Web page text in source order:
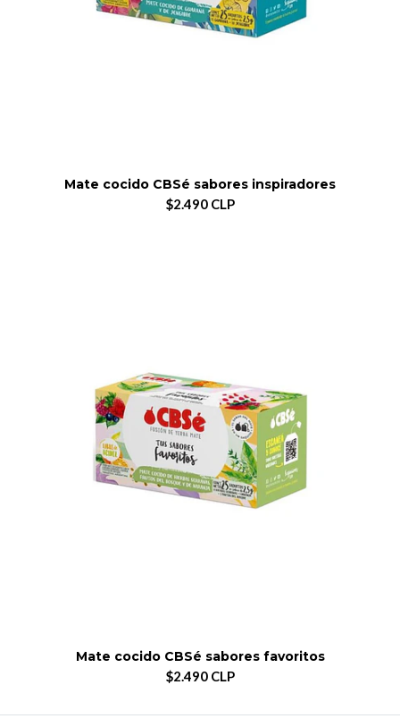
Mate cocido CBSé sabores inspiradores
$2.490 CLP
Mate cocido CBSé sabores favoritos
$2.490 CLP